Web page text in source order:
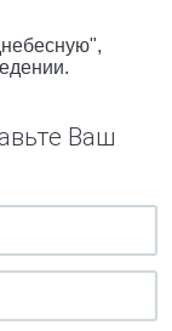
Ваш